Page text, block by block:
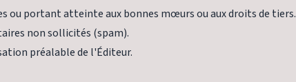
ou portant atteinte aux bonnes mœurs ou aux droits de tiers.
non sollicités (spam).
préalable de l'Éditeur.